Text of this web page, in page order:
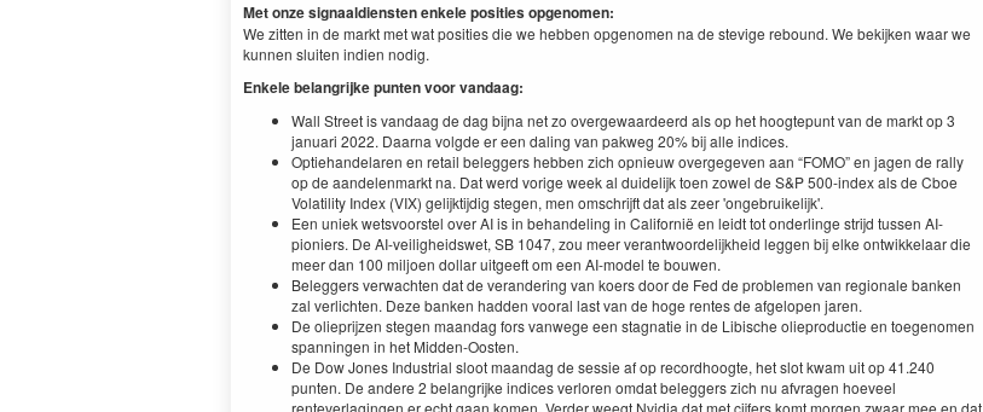
Met onze signaaldiensten enkele posities opgenomen:
We zitten in de markt met wat posities die we hebben opgenomen na de stevige rebound. We bekijken waar we
kunnen sluiten indien nodig.
Enkele belangrijke punten voor vandaag:
Wall Street is vandaag de dag bijna net zo overgewaardeerd als op het hoogtepunt van de markt op 3
januari 2022. Daarna volgde er een daling van pakweg 20% bij alle indices.
Optiehandelaren en retail beleggers hebben zich opnieuw overgegeven aan “FOMO” en jagen de rally
op de aandelenmarkt na. Dat werd vorige week al duidelijk toen zowel de S&P 500-index als de Cboe
Volatility Index (VIX) gelijktijdig stegen, men omschrijft dat als zeer 'ongebruikelijk'.
Een uniek wetsvoorstel over AI is in behandeling in Californië en leidt tot onderlinge strijd tussen AI-
pioniers. De AI-veiligheidswet, SB 1047, zou meer verantwoordelijkheid leggen bij elke ontwikkelaar die
meer dan 100 miljoen dollar uitgeeft om een ​​AI-model te bouwen.
Beleggers verwachten dat de verandering van koers door de Fed de problemen van regionale banken
zal verlichten. Deze banken hadden vooral last van de hoge rentes de afgelopen jaren.
De olieprijzen stegen maandag fors vanwege een stagnatie in de Libische olieproductie en toegenomen
spanningen in het Midden-Oosten.
De Dow Jones Industrial sloot maandag de sessie af op recordhoogte, het slot kwam uit op 41.240
punten. De andere 2 belangrijke indices verloren omdat beleggers zich nu afvragen hoeveel
renteverlagingen er echt gaan komen. Verder weegt Nvidia dat met cijfers komt morgen zwaar mee en dat